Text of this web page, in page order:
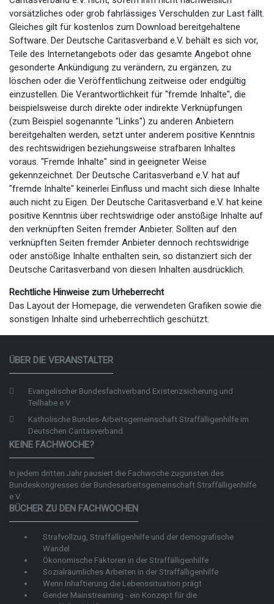
vorsätzliches oder grob fahrlässiges Verschulden zur Last fällt.
Gleiches gilt für kostenlos zum Download bereitgehaltene
Software. Der Deutsche Caritasverband e.V. behält es sich vor,
Teile des Internetangebots oder das gesamte Angebot ohne
gesonderte Ankündigung zu verändern, zu ergänzen, zu
löschen oder die Veröffentlichung zeitweise oder endgültig
einzustellen. Die Verantwortlichkeit für "fremde Inhalte", die
beispielsweise durch direkte oder indirekte Verknüpfungen
(zum Beispiel sogenannte "Links") zu anderen Anbietern
bereitgehalten werden, setzt unter anderem positive Kenntnis
des rechtswidrigen beziehungsweise strafbaren Inhaltes
voraus. "Fremde Inhalte" sind in geeigneter Weise
gekennzeichnet. Der Deutsche Caritasverband e.V. hat auf
"fremde Inhalte" keinerlei Einfluss und macht sich diese Inhalte
auch nicht zu Eigen. Der Deutsche Caritasverband e.V. hat keine
positive Kenntnis über rechtswidrige oder anstößige Inhalte auf
den verknüpften Seiten fremder Anbieter. Sollten auf den
verknüpften Seiten fremder Anbieter dennoch rechtswidrige
oder anstößige Inhalte enthalten sein, so distanziert sich der
Deutsche Caritasverband von diesen Inhalten ausdrücklich.
Rechtliche Hinweise zum Urheberrecht
Das Layout der Homepage, die verwendeten Grafiken sowie die
sonstigen Inhalte sind urheberrechtlich geschützt.
ÜBER DIE VERANSTALTER
Evangelischer Bundesfachverband Existenzsicherung und
Teilhabe e.V.
Katholische Bundes-Arbeitsgemeinschaft Straffälligenhilfe im
Deutschen Caritasverband.
KEINE FACHWOCHE?
In jedem dritten Jahr pausiert die Fachwoche zugunsten des
Bundeskongresses der Bundesarbeitsgemeinschaft Straffälligenhilfe
e.V.
BÜCHER ZU DEN FACHWOCHEN
Strafvollzug, Straffälligenhilfe und der demografische
Wandel
Ökonomische Faktoren in der Straffälligenhilfe
Sozialräumliches Arbeiten in der Straffälligenhilfe
Wenn Inhaftierung die Lebenssituation prägt
Gender Mainstreaming - ein Konzept für die